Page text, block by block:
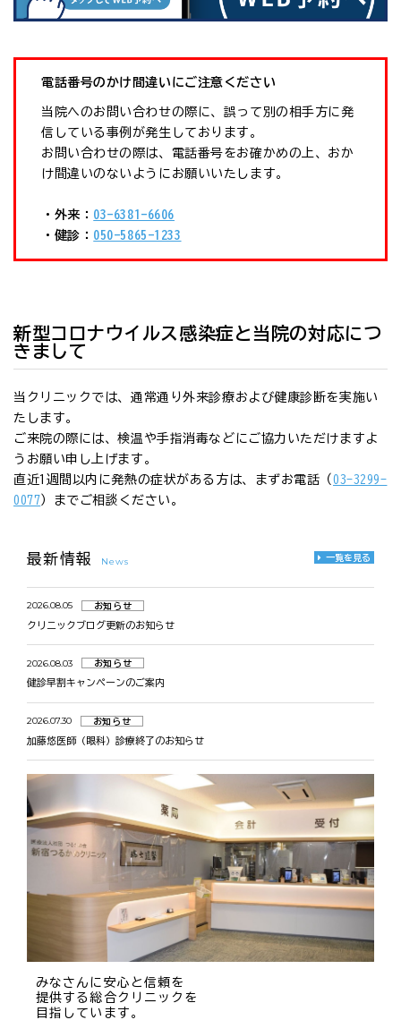
電話番号のかけ間違いにご注意ください
当院へのお問い合わせの際に、誤って別の相手方に発
信している事例が発生しております。
お問い合わせの際は、電話番号をお確かめの上、おか
け間違いのないようにお願いいたします。
・外来： 03-6381-6606
・健診： 050-5865-1233
新型コロナウイルス感染症と当院の対応につ
きまして
当クリニックでは、通常通り外来診療および健康診断を実施い
たします。
ご来院の際には、検温や手指消毒などにご協力いただけますよ
うお願い申し上げます。
直近1週間以内に発熱の症状がある方は、まずお電話（ 03-3299-
0077）までご相談ください。
最新情報 News 一覧を見る
2026.08.05 お知らせ
クリニックブログ更新のお知らせ
2026.08.03 お知らせ
健診早割キャンペーンのご案内
2026.07.30 お知らせ
加藤悠医師（眼科）診療終了のお知らせ
みなさんに安心と信頼を
提供する総合クリニックを
目指しています。